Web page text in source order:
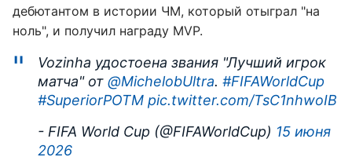
дебютантом в истории ЧМ, который отыграл "на
ноль", и получил награду MVP.
Vozinha удостоена звания "Лучший игрок
матча" от @MichelobUltra. #FIFAWorldCup
#SuperiorPOTM pic.twitter.com/TsC1nhwoIB
- FIFA World Cup (@FIFAWorldCup) 15 июня
2026